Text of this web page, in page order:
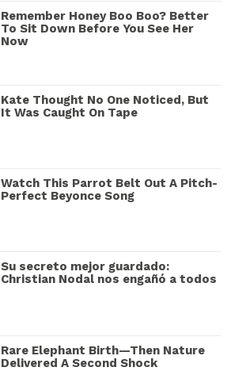
Remember Honey Boo Boo? Better
To Sit Down Before You See Her
Now
Kate Thought No One Noticed, But
It Was Caught On Tape
Watch This Parrot Belt Out A Pitch-
Perfect Beyonce Song
Su secreto mejor guardado:
Christian Nodal nos engañó a todos
Rare Elephant Birth—Then Nature
Delivered A Second Shock